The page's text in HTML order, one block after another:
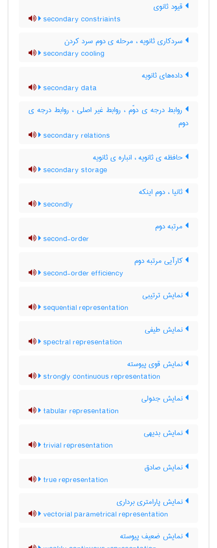
قیود ثانوی
secondary constriaints
سردکاری ثانویه ، مرحله ی دوم سرد کردن
secondary cooling
داده‌های ثانویه
secondary data
روابط درجه ی دوّم ، روابط غیر اصلی ، روابط درجه ی
دوم
secondary relations
حافظه ی ثانویه ، انباره ی ثانویه
secondary storage
ثانیا ، دوم اینکه
secondly
مرتبه دوم
second-order
کارآیی مرتبه دوم
second-order efficiency
نمایش ترتیبی
sequential representation
نمایش طیفی
spectral representation
نمایش قوی پیوسته
strongly continuous representation
نمایش جدولی
tabular representation
نمایش بدیهی
trivial representation
نمایش صادق
true representation
نمایش پارامتری برداری
vectorial parametrical representation
نمایش ضعیف پیوسته